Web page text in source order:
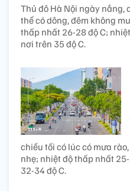
Thủ đô Hà Nội ngày nắng,
thể có dông, đêm không
thấp nhất 26-28 độ C;
nơi trên 35 độ C.
chiều tối có lúc có mưa
nhẹ; nhiệt độ thấp nhất
32-34 độ C.